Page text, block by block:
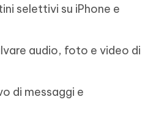
selettivi su iPhone e
audio, foto e video di
di messaggi e